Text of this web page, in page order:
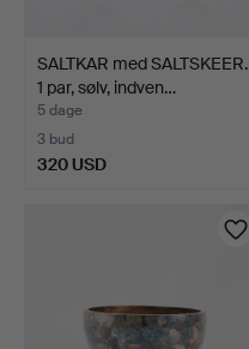
SALTKAR med SALTSKEER.
1 par, sølv, indven…
5 dage
3 bud
320 USD